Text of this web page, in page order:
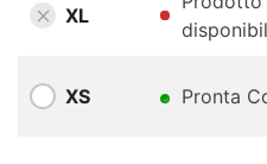
XL
XS Pronta